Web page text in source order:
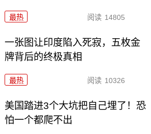
最热 阅读 14805
一张图让印度陷入死寂，五枚金
牌背后的终极真相
最热 阅读 10326
美国踏进3个大坑把自己埋了！恐
怕一个都爬不出